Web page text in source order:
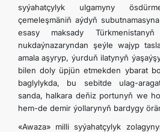
syýahatçylyk ulgamyny
çemeleşmäniň aýdyň
esasy maksady
nukdaýnazaryndan şeýle wajyp
amala aşyryp, ýurduň ilatynyň
bilen doly üpjün etmekden ybarat
baglylykda, bu sebitde ulag-
sanda, halkara deňiz portunyň we
hem-de demir ýollarynyň bardygy
«Awaza» milli syýahatçylyk